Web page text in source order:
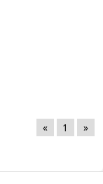
« 1 »